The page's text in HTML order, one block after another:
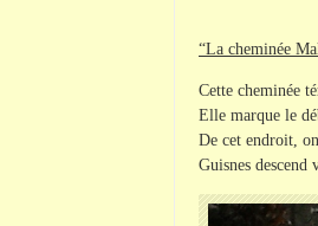
“La cheminée
Cette cheminée
Elle marque le
De cet endroit,
Guisnes